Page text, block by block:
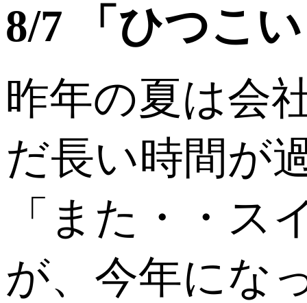
8/7 「ひつこ
昨年の夏は会
だ長い時間が
「また・・
が、今年にな